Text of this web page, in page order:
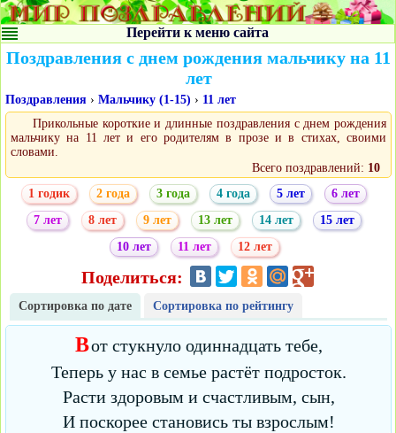
Перейти к меню сайта
Поздравления с днем рождения мальчику на 11
лет
Поздравления › Мальчику (1-15) › 11 лет
Прикольные короткие и длинные поздравления с днем рождения
мальчику на 11 лет и его родителям в прозе и в стихах, своими
словами.
Всего поздравлений: 10
1 годик
2 года 3 года 4 года 5 лет
6 лет
7 лет
8 лет 9 лет 13 лет 14 лет
15 лет
10 лет
11 лет 12 лет
Поделиться:
Сортировка по дате Сортировка по рейтингу
Вот стукнуло одиннадцать тебе,
Теперь у нас в семье растёт подросток.
Расти здоровым и счастливым, сын,
И поскорее становись ты взрослым!